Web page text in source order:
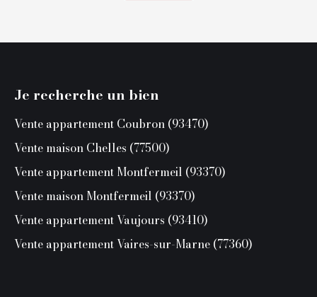
Je recherche un bien
Vente appartement Coubron (93470)
Vente maison Chelles (77500)
Vente appartement Montfermeil (93370)
Vente maison Montfermeil (93370)
Vente appartement Vaujours (93410)
Vente appartement Vaires-sur-Marne (77360)